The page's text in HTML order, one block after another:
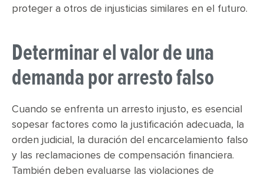
proteger a otros de injusticias similares en el futuro.
Determinar el valor de una
demanda por arresto falso
Cuando se enfrenta un arresto injusto, es esencial
sopesar factores como la justificación adecuada, la
orden judicial, la duración del encarcelamiento falso
y las reclamaciones de compensación financiera.
También deben evaluarse las violaciones de